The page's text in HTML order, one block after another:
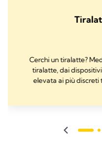
Cerchi un tiralatte?
tiralatte, dai
elevata ai più discreti